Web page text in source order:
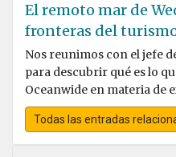
El remoto mar de
fronteras del
Nos reunimos con el jefe
para descubrir qué es lo
Oceanwide en materia de
Todas las entradas